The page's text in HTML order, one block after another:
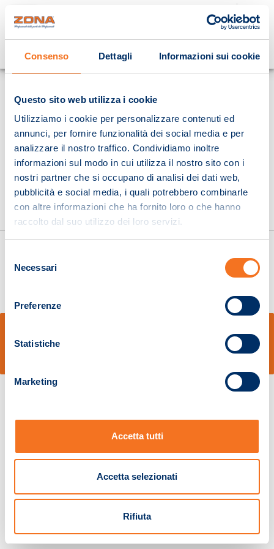
Consenso Dettagli Informazioni sui cookie
Questo sito web utilizza i cookie
Utilizziamo i cookie per personalizzare contenuti ed
annunci, per fornire funzionalità dei social media e per
analizzare il nostro traffico. Condividiamo inoltre
informazioni sul modo in cui utilizza il nostro sito con i
nostri partner che si occupano di analisi dei dati web,
pubblicità e social media, i quali potrebbero combinarle
con altre informazioni che ha fornito loro o che hanno
raccolto dal suo utilizzo dei loro servizi.
delNecessari
Preferenze
Statistiche
Marketing
Accetta tutti
Accetta selezionati
Rifiuta
Cosa stai cercando?
Pistoia 01680210505 – R.E.A. n.155974 - Cap.Soc. € 2.000.000,00 i.v. La
Società adotta il Codice Etico D.lgs. 231/01